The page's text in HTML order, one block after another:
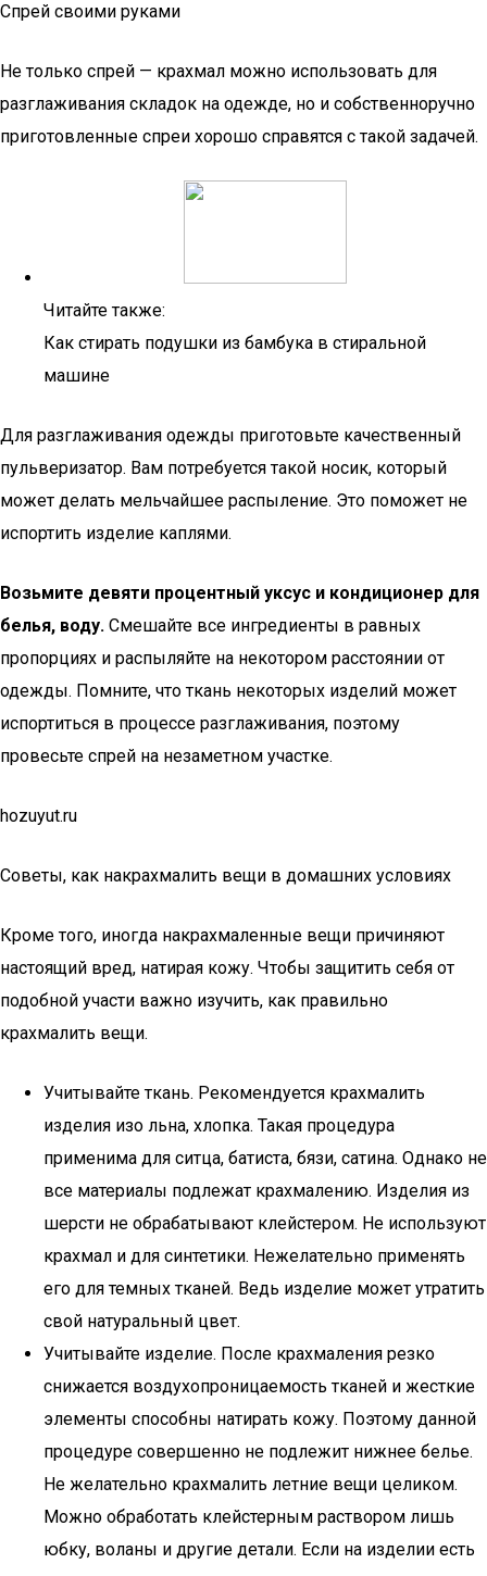
Спрей своими руками
Не только спрей — крахмал можно использовать для
разглаживания складок на одежде, но и собственноручно
приготовленные спреи хорошо справятся с такой задачей.
Читайте также:
Как стирать подушки из бамбука в стиральной
машине
Для разглаживания одежды приготовьте качественный
пульверизатор. Вам потребуется такой носик, который
может делать мельчайшее распыление. Это поможет не
испортить изделие каплями.
Возьмите девяти процентный уксус и кондиционер для
белья, воду. Смешайте все ингредиенты в равных
пропорциях и распыляйте на некотором расстоянии от
одежды. Помните, что ткань некоторых изделий может
испортиться в процессе разглаживания, поэтому
провесьте спрей на незаметном участке.
hozuyut.ru
Советы, как накрахмалить вещи в домашних условиях
Кроме того, иногда накрахмаленные вещи причиняют
настоящий вред, натирая кожу. Чтобы защитить себя от
подобной участи важно изучить, как правильно
крахмалить вещи.
Учитывайте ткань. Рекомендуется крахмалить
изделия изо льна, хлопка. Такая процедура
применима для ситца, батиста, бязи, сатина. Однако не
все материалы подлежат крахмалению. Изделия из
шерсти не обрабатывают клейстером. Не используют
крахмал и для синтетики. Нежелательно применять
его для темных тканей. Ведь изделие может утратить
свой натуральный цвет.
Учитывайте изделие. После крахмаления резко
снижается воздухопроницаемость тканей и жесткие
элементы способны натирать кожу. Поэтому данной
процедуре совершенно не подлежит нижнее белье.
Не желательно крахмалить летние вещи целиком.
Можно обработать клейстерным раствором лишь
юбку, воланы и другие детали. Если на изделии есть